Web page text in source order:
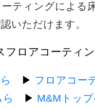
ティングによる
いただけます。
フロアコーティ
▶ フロアコー
▶ M&Mトッ